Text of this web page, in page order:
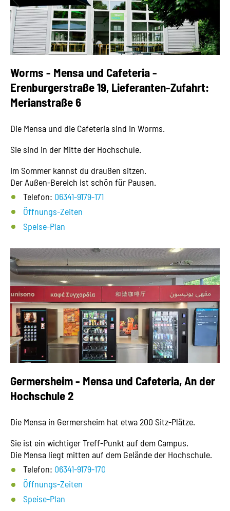
Worms - Mensa und Cafeteria -
Erenburgerstraße 19, Lieferanten-Zufahrt:
Merianstraße 6
Die Mensa und die Cafeteria sind in Worms.
Sie sind in der Mitte der Hochschule.
Im Sommer kannst du draußen sitzen.
Der Außen-Bereich ist schön für Pausen.
Telefon: 06341-9179-171
Öffnungs-Zeiten
Speise-Plan
Germersheim - Mensa und Cafeteria, An der
Hochschule 2
Die Mensa in Germersheim hat etwa 200 Sitz-Plätze.
Sie ist ein wichtiger Treff-Punkt auf dem Campus.
Die Mensa liegt mitten auf dem Gelände der Hochschule.
Telefon: 06341-9179-170
Öffnungs-Zeiten
Speise-Plan